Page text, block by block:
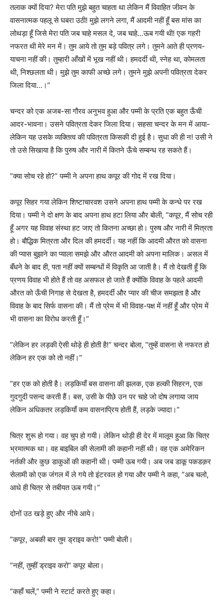
तलाक क्यों दिया? मेरा पति मुझे बहुत चाहता था लेकिन मैं विवाहित जीवन के
वासनात्मक पहलू से घबरा उठी! मुझे लगने लगा, मैं आदमी नहीं हूँ बस मांस का
लोथड़ा हूँ जिसे मेरा पति जब चाहे मसल दे, जब चाहे…ऊब गयी थी! एक गहरी
नफरत थी मेरे मन में। तुम आये तो तुम बड़े पवित्र लगे। तुमने आते ही प्रणय-
याचना नहीं की। तुम्हारी आँखों में भूख नहीं थी। हमदर्दी थी, स्नेह था, कोमलता
थी, निश्छलता थी। मुझे तुम काफी अच्छे लगे। तुमने मुझे अपनी पवित्रता देकर
जिला दिया…।”
चन्दर को एक अजब-सा गौरव अनुभव हुआ और पम्मी के प्रति एक बहुत ऊँची
आदर-भावना। उसने पवित्रता देकर जिला दिया। सहसा चन्दर के मन में आया-
लेकिन यह उसके व्यक्तित्व की पवित्रता किसकी दी हुई है। सुधा की ही न! उसी ने
तो उसे सिखाया है कि पुरुष और नारी में कितने ऊँचे सम्बन्ध रह सकते हैं।
”क्या सोच रहे हो?” पम्मी ने अपना हाथ कपूर की गोद में रख दिया।
कपूर सिहर गया लेकिन शिष्टाचारवश उसने अपना हाथ पम्मी के कन्धे पर रख
दिया। पम्मी ने दो क्षण के बाद अपना हाथ हटा लिया और बोली, ”कपूर, मैं सोच रही
हूँ अगर यह विवाह संस्था हट जाए तो कितना अच्छा हो। पुरुष और नारी में मित्रता
हो। बौद्धिक मित्रता और दिल की हमदर्दी। यह नहीं कि आदमी औरत को वासना
की प्यास बुझाने का प्याला समझे और औरत आदमी को अपना मालिक। असल में
बँधने के बाद ही, पता नहीं क्यों सम्बन्धों में विकृति आ जाती है। मैं तो देखती हूँ कि
प्रणय विवाह भी होते हैं तो वह असफल हो जाते हैं क्योंकि विवाह के पहले आदमी
औरत को ऊँची निगाह से देखता है, हमदर्दी और प्यार की चीज समझता है और
विवाह के बाद सिर्फ वासना की। मैं तो प्रेम में भी विवाह-पक्ष में नहीं हूँ और प्रेम में
भी वासना का विरोध करती हूँ।”
”लेकिन हर लड़की ऐसी थोड़े ही होती है!” चन्दर बोला, ”तुम्हें वासना से नफरत हो
लेकिन हर एक को तो नहीं।”
”हर एक को होती है। लड़कियाँ बस वासना की झलक, एक हल्की सिहरन, एक
गुदगुदी पसन्द करती हैं। बस, उसी के पीछे उन पर चाहे जो दोष लगाया जाय
लेकिन अधिकतर लड़कियाँ कम वासनाप्रिय होती हैं, लड़के ज्यादा।”
चित्र शुरू हो गया। वह चुप हो गयी। लेकिन थोड़ी ही देर में मालूम हुआ कि चित्र
भ्रमात्मक था। वह बाइबिल की सेलामी की कहानी नहीं थी। वह एक अमेरिकन
नर्तकी और कुछ डाकुओं की कहानी थी। पम्मी ऊब गयी। अब जब डाकू पकडक़र
सेलामी को एक जंगल में ले गये तो इंटरवल हो गया और पम्मी ने कहा, ”अब चलो,
आधे ही चित्र से तबीयत ऊब गयी।”
दोनों उठ खड़े हुए और नीचे आये।
”कपूर, अबकी बार तुम ड्राइव करो!” पम्मी बोली।
”नहीं, तुम्हीं ड्राइव करो” कपूर बोला।
”कहाँ चलें,” पम्मी ने स्टार्ट करते हुए कहा।